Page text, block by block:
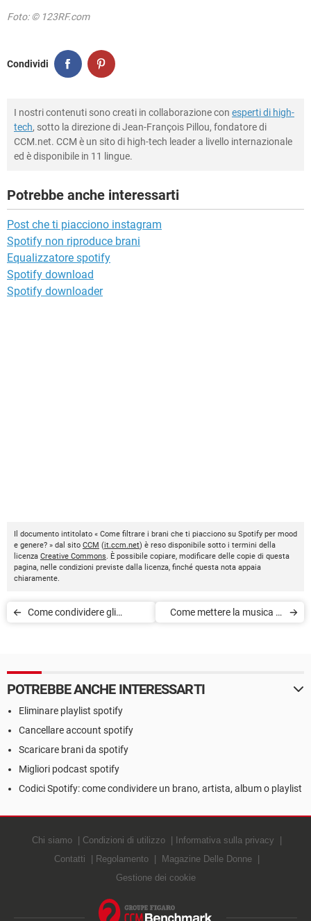
Foto: © 123RF.com
Condividi
I nostri contenuti sono creati in collaborazione con esperti di high-
tech, sotto la direzione di Jean-François Pillou, fondatore di
CCM.net. CCM è un sito di high-tech leader a livello internazionale
ed è disponibile in 11 lingue.
Potrebbe anche interessarti
Post che ti piacciono instagram
Spotify non riproduce brani
Equalizzatore spotify
Spotify download
Spotify downloader
Il documento intitolato « Come filtrare i brani che ti piacciono su Spotify per mood
e genere? » dal sito CCM (it.ccm.net) è reso disponibile sotto i termini della
licenza Creative Commons. È possibile copiare, modificare delle copie di questa
pagina, nelle condizioni previste dalla licenza, finché questa nota appaia
chiaramente.
Come condividere gli
Come mettere la musica di
POTREBBE ANCHE INTERESSARTI
Eliminare playlist spotify
Cancellare account spotify
Scaricare brani da spotify
Migliori podcast spotify
Codici Spotify: come condividere un brano, artista, album o playlist
Chi siamo Condizioni di utilizzo
Informativa sulla privacy
Contatti
Regolamento
Magazine Delle Donne
Gestione dei cookie